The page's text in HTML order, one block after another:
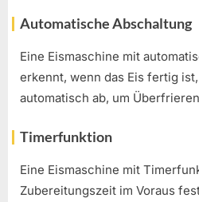
Automatische Abschaltung
Eine Eismaschine mit
erkennt, wenn das Eis fertig
automatisch ab, um
Timerfunktion
Eine Eismaschine mit
Zubereitungszeit im Voraus